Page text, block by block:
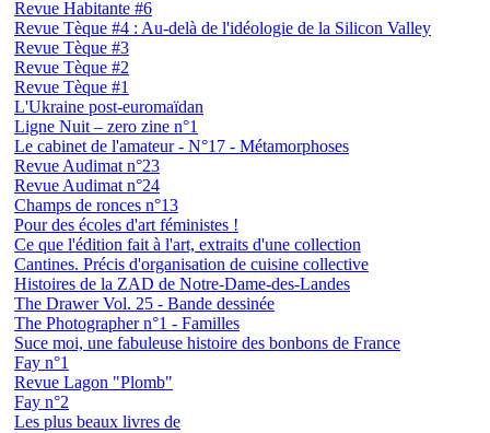
Revue Habitante #6
Revue Tèque #4 : Au-delà de l'idéologie de la Silicon Valley
Revue Tèque #3
Revue Tèque #2
Revue Tèque #1
L'Ukraine post-euromaïdan
Ligne Nuit – zero zine n°1
Le cabinet de l'amateur - N°17 - Métamorphoses
Revue Audimat n°23
Revue Audimat n°24
Champs de ronces n°13
Pour des écoles d'art féministes !
Ce que l'édition fait à l'art, extraits d'une collection
Cantines. Précis d'organisation de cuisine collective
Histoires de la ZAD de Notre-Dame-des-Landes
The Drawer Vol. 25 - Bande dessinée
The Photographer n°1 - Familles
Suce moi, une fabuleuse histoire des bonbons de France
Fay n°1
Revue Lagon "Plomb"
Fay n°2
Les plus beaux livres de